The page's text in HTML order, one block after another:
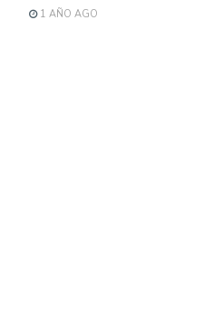
1 AÑO AGO